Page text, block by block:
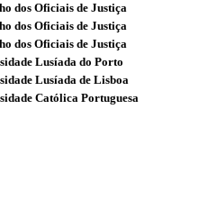
dos Oficiais de Justiça
dos Oficiais de Justiça
dos Oficiais de Justiça
Lusíada do Porto
Lusíada de Lisboa
Católica Portuguesa